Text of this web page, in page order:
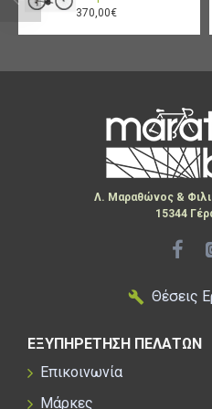
370,00€
Λ. Μαραθώνος &
15344
Θέσεις
ΕΞΥΠΗΡΕΤΗΣΗ ΠΕΛΑΤΩΝ
Επικοινωνία
Μάρκες